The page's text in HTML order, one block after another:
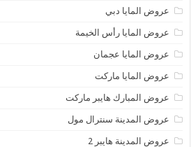
عروض المايا دبي
عروض المايا رأس الخيمة
عروض المايا عجمان
عروض المايا ماركت
عروض المبارك هايبر ماركت
عروض المدينة سنترال مول
عروض المدينة هايبر 2